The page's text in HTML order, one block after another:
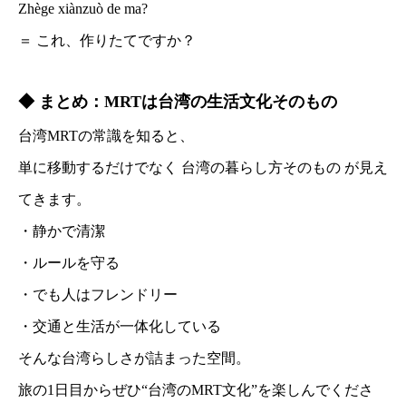
Zhège xiànzuò de ma?
＝ これ、作りたてですか？
◆ まとめ：MRTは台湾の生活文化そのもの
台湾MRTの常識を知ると、
単に移動するだけでなく 台湾の暮らし方そのもの が見え
てきます。
・静かで清潔
・ルールを守る
・でも人はフレンドリー
・交通と生活が一体化している
そんな台湾らしさが詰まった空間。
旅の1日目からぜひ“台湾のMRT文化”を楽しんでくださ